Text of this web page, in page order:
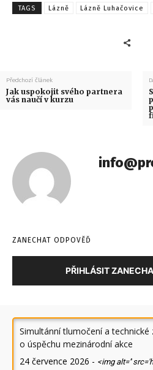
TAGS Lázně Lázně Luhačovice
Předchozí článek
Jak uspokojit svého partnera
vás naučí v kurzu
ZANECHAT ODPOVĚĎ
PŘIHLÁSIT
Simultánní tlumočení a
o úspěchu mezinárodní akce
24 července 2026 - <img alt=''